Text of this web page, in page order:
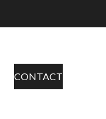
CONTACT